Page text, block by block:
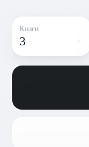
Книги
3